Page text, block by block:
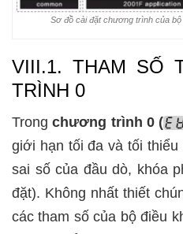
Sơ đồ cài đặt chương trình của
VIII.1. THAM SỐ
TRÌNH 0
Trongchương trình 0 (
giới hạn tối đa và tối thiểu
sai số của đầu dò, khóa
đặt). Không nhất thiết
các tham số của bộ điều